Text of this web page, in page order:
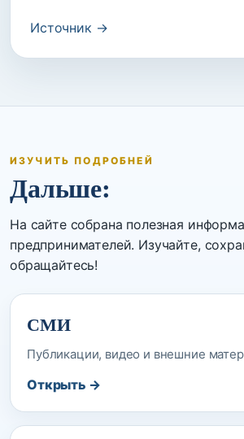
Источник →
ИЗУЧИТЬ ПОДРОБНЕЙ
Дальше:
На сайте собрана полезная
предпринимателей. Изучайте,
обращайтесь!
СМИ
Публикации, видео и внешние
Открыть →